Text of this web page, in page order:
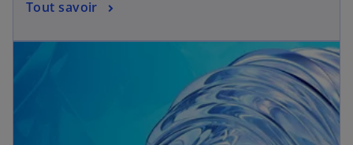
Tout savoir